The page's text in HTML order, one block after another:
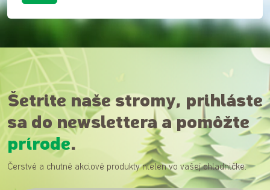
Šetrite naše stromy, prihláste
sa do newslettera a pomôžte
prírode.
Čerstvé a chutné akciové produkty nielen vo vašej chladničke.